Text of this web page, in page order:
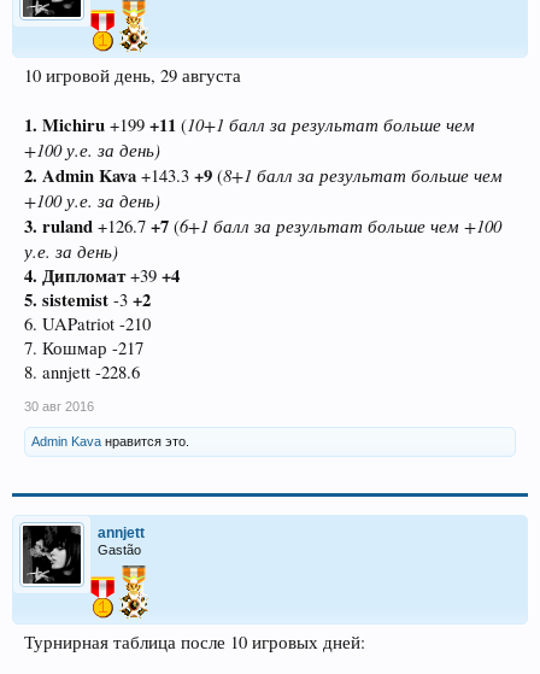
10 игровой день, 29 августа
1. Michiru +199 +11 (10+1 балл за результат больше чем
+100 у.е. за день)
2. Admin Kava +143.3 +9 (8+1 балл за результат больше чем
+100 у.е. за день)
3. ruland +126.7 +7 (6+1 балл за результат больше чем +100
у.е. за день)
4. Дипломат+39 +4
5. sistemist -3 +2
6. UAPatriot -210
7. Кошмар -217
8. annjett -228.6
30 авг 2016
Admin Kava нравится это.
annjett
Gastão
Турнирная таблица после 10 игровых дней: